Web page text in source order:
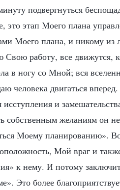
подвергнуться
это этап Моего плана
Моего плана, и никому из
работу, все движутся,
в ногу со Мной; вся
человека двигаться
и
собственным желаниям он
Моему планированию».
Мой враг и
к нему. И потому
Это более